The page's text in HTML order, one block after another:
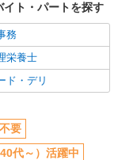
ト・パートを探す
務
栄養士
ド・デリ
要
代～）活躍中